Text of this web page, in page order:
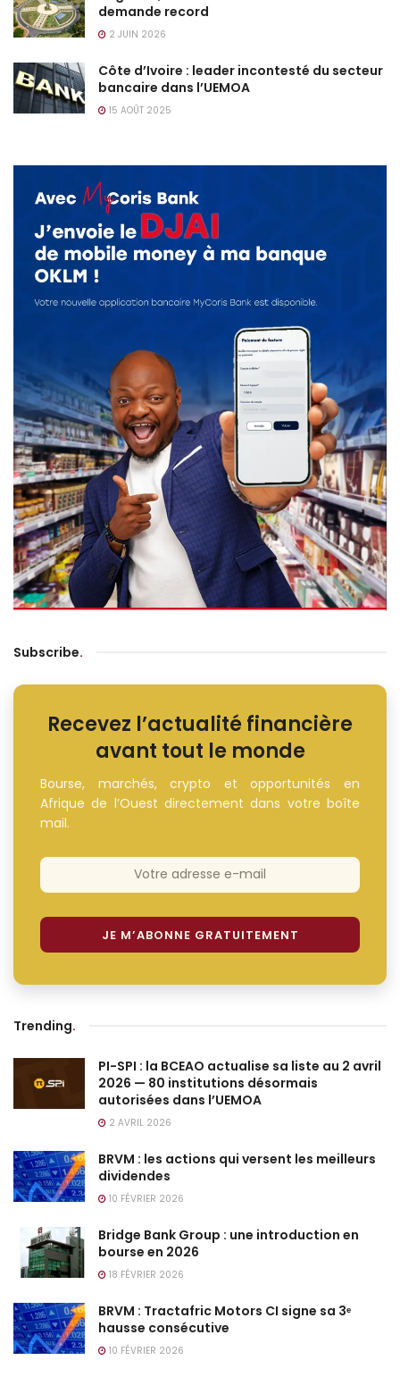
demande record
2 JUIN 2026
Côte d’Ivoire : leader incontesté du secteur
bancaire dans l’UEMOA
15 AOÛT 2025
Subscribe.
Recevez l’actualité financière
avant tout le monde
Bourse, marchés, crypto et opportunités en
Afrique de l’Ouest directement dans votre boîte
mail.
Trending.
PI-SPI : la BCEAO actualise sa liste au 2 avril
2026 — 80 institutions désormais
autorisées dans l’UEMOA
2 AVRIL 2026
BRVM : les actions qui versent les meilleurs
dividendes
10 FÉVRIER 2026
Bridge Bank Group : une introduction en
bourse en 2026
18 FÉVRIER 2026
BRVM : Tractafric Motors CI signe sa 3ᵉ
hausse consécutive
10 FÉVRIER 2026